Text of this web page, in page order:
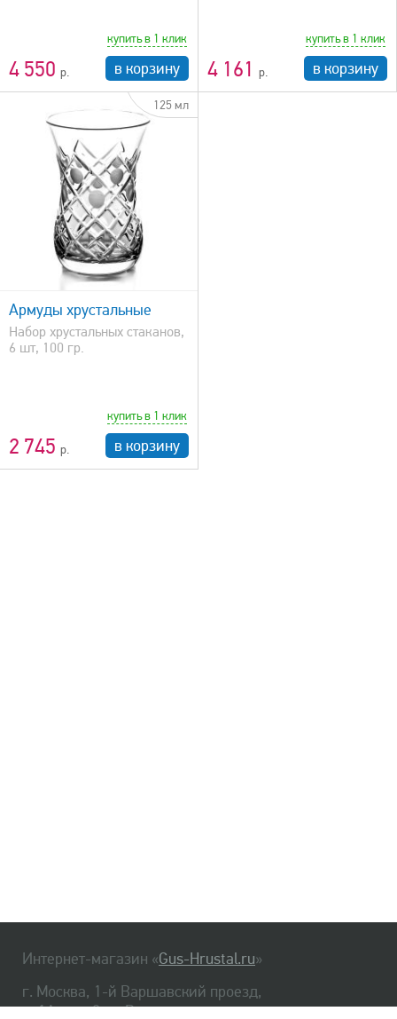
4 550
купить в 1 клик
в корзину 4 161
купить в 1 клик
в корзину
125 мл
Армуды хрустальные
Набор хрустальных стаканов,
6 шт, 100 гр.
2 745
купить в 1 клик
в корзину
Интернет-магазин «Gus-Hrustal.ru»
г. Москва, 1-й Варшавский проезд,
д. 1А, стр. 3, м. Варшавская